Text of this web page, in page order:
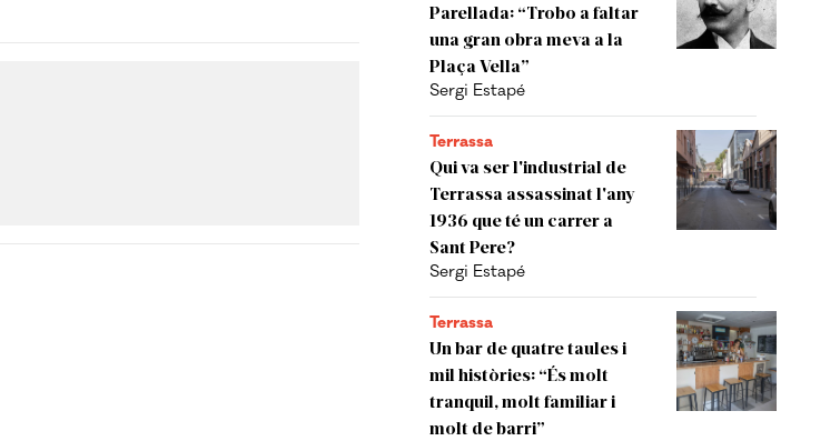
Parellada: “Trobo a faltar
una gran obra meva a la
Plaça Vella”
Sergi Estapé
Terrassa
Qui va ser l'industrial de
Terrassa assassinat l'any
1936 que té un carrer a
Sant Pere?
Sergi Estapé
Terrassa
Un bar de quatre taules i
mil històries: “És molt
tranquil, molt familiar i
molt de barri”